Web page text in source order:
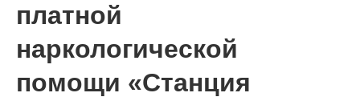
платной
наркологической
помощи «Станция